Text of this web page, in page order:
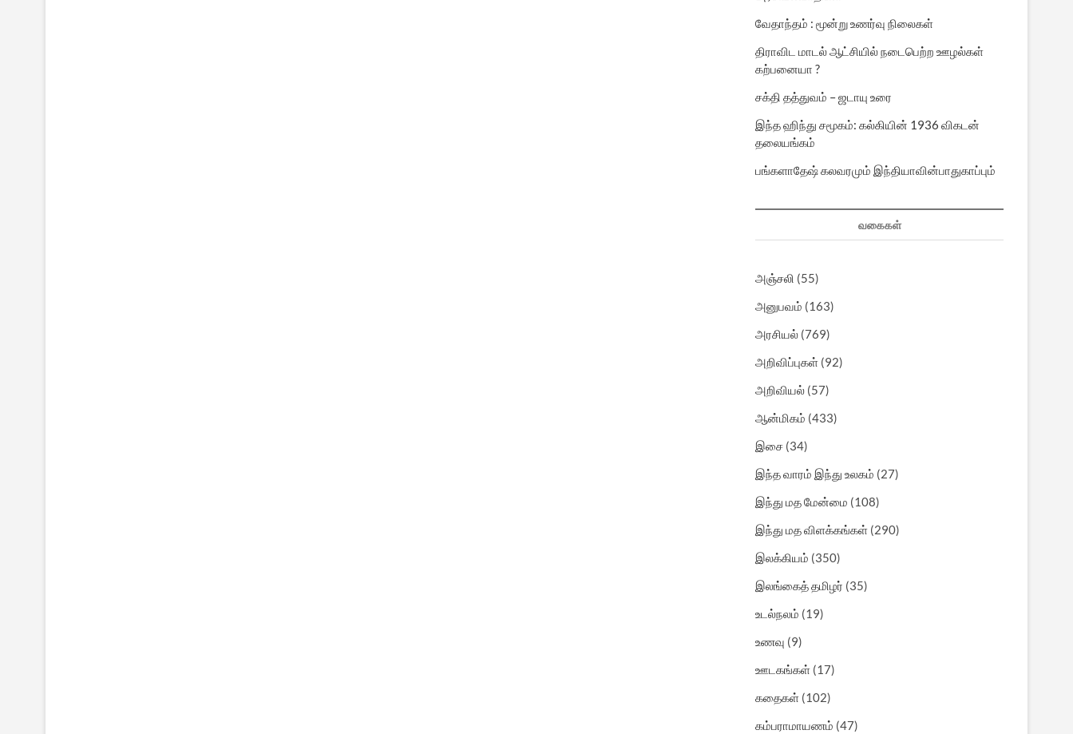
வேதாந்தம் : மூன்று உணர்வு நிலைகள்
திராவிட மாடல் ஆட்சியில் நடைபெற்ற ஊழல்கள்
கற்பனையா ?
சக்தி தத்துவம் – ஜடாயு உரை
இந்த ஹிந்து சமூகம்: கல்கியின் 1936 விகடன்
தலையங்கம்
பங்களாதேஷ் கலவரமும் இந்தியாவின்பாதுகாப்பும்
வகைகள்
அஞ்சலி (55)
அனுபவம் (163)
அரசியல் (769)
அறிவிப்புகள் (92)
அறிவியல் (57)
ஆன்மிகம் (433)
இசை (34)
இந்த வாரம் இந்து உலகம் (27)
இந்து மத மேன்மை (108)
இந்து மத விளக்கங்கள் (290)
இலக்கியம் (350)
இலங்கைத் தமிழர் (35)
உடல்நலம் (19)
உணவு (9)
ஊடகங்கள் (17)
கதைகள் (102)
கம்பராமாயணம் (47)